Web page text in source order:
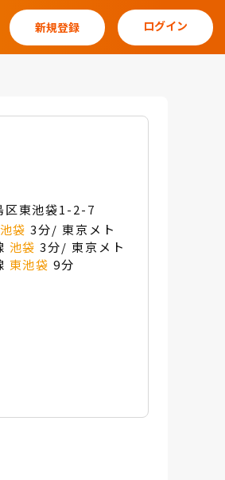
新規登録 ログイン
区東池袋1-2-7
池袋 3分/ 東京メト
池袋 3分/ 東京メト
東池袋 9分